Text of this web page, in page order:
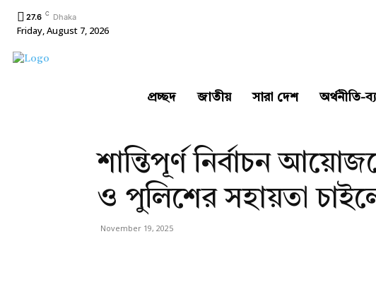
27.6 C Dhaka
Friday, August 7, 2026
প্রচ্ছদ জাতীয় সারা দেশ অর্থনীতি-
শান্তিপূর্ণ নির্বাচন
ও পুলিশের সহায়তা
November 19, 2025